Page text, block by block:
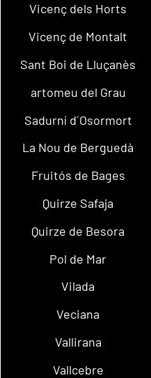
Vicenç dels Horts
Vicenç de Montalt
Sant Boi de Lluçanès
artomeu del Grau
Sadurní d´Osormort
La Nou de Berguedà
Fruitós de Bages
Quirze Safaja
Quirze de Besora
Pol de Mar
Vilada
Veciana
Vallirana
Vallcebre